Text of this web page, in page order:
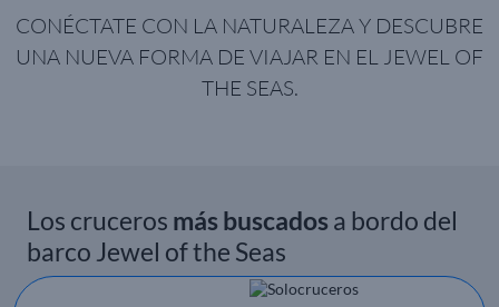
CONÉCTATE CON LA NATURALEZA Y DESCUBRE
UNA NUEVA FORMA DE VIAJAR EN EL JEWEL OF
THE SEAS.
Los cruceros más buscadosa bordo del
barco Jewel of the Seas